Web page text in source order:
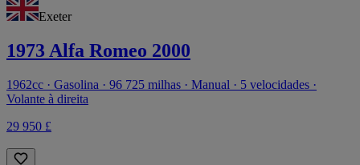
Exeter
1973 Alfa Romeo 2000
1962cc · Gasolina · 96 725 milhas · Manual · 5 velocidades ·
Volante à direita
29 950 £